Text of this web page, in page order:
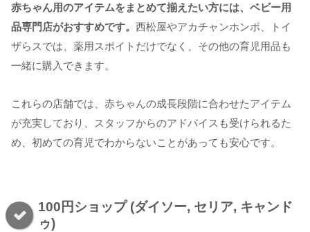
赤ちゃん用のアイテムをまとめて揃えたい方には、ベビー用
品専門店がおすすめです。 西松屋やアカチャンホンポ、トイ
ザらスでは、薬用スポイトだけでなく、その他の育児用品も
一緒に購入できます。
これらの店舗では、赤ちゃんの成長段階に合わせたアイテム
が充実しており、スタッフからのアドバイスも受けられるた
め、初めての育児でわからないことがあっても安心です。
100円ショップ (ダイソー, セリア, キャンド
ゥ)